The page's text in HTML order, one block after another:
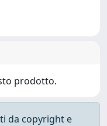
prodotto.
da copyright e